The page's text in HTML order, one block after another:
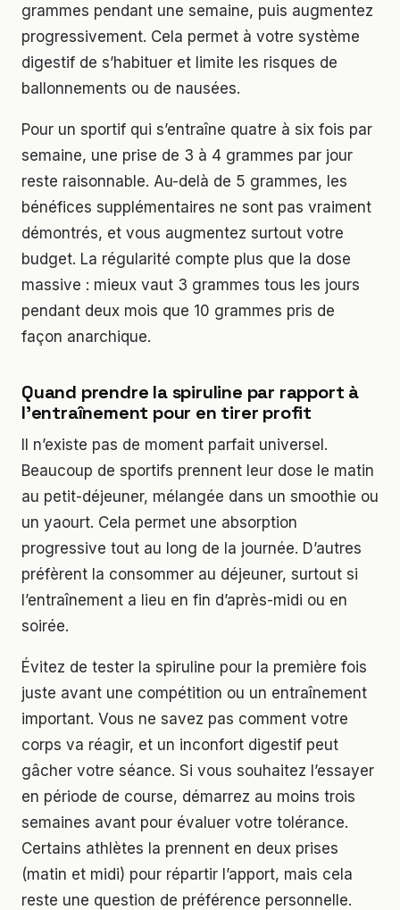
grammes pendant une semaine, puis augmentez
progressivement. Cela permet à votre système
digestif de s’habituer et limite les risques de
ballonnements ou de nausées.
Pour un sportif qui s’entraîne quatre à six fois par
semaine, une prise de 3 à 4 grammes par jour
reste raisonnable. Au-delà de 5 grammes, les
bénéfices supplémentaires ne sont pas vraiment
démontrés, et vous augmentez surtout votre
budget. La régularité compte plus que la dose
massive : mieux vaut 3 grammes tous les jours
pendant deux mois que 10 grammes pris de
façon anarchique.
Quand prendre la spiruline par rapport à
l’entraînement pour en tirer profit
Il n’existe pas de moment parfait universel.
Beaucoup de sportifs prennent leur dose le matin
au petit-déjeuner, mélangée dans un smoothie ou
un yaourt. Cela permet une absorption
progressive tout au long de la journée. D’autres
préfèrent la consommer au déjeuner, surtout si
l’entraînement a lieu en fin d’après-midi ou en
soirée.
Évitez de tester la spiruline pour la première fois
juste avant une compétition ou un entraînement
important. Vous ne savez pas comment votre
corps va réagir, et un inconfort digestif peut
gâcher votre séance. Si vous souhaitez l’essayer
en période de course, démarrez au moins trois
semaines avant pour évaluer votre tolérance.
Certains athlètes la prennent en deux prises
(matin et midi) pour répartir l’apport, mais cela
reste une question de préférence personnelle.